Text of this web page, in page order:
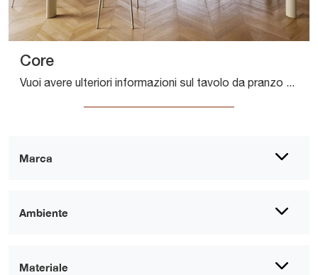
Marca
Ambiente
Materiale
Core
Vuoi avere ulteriori informazioni sul tavolo da pranzo Core di Bontempi? Clicca e ottieni informazioni sui modelli allungabili della marca.